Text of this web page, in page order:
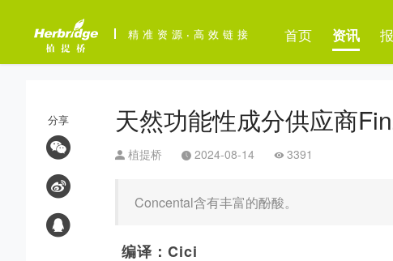
精准资源 · 高效链接 首页 资讯
分享 天然功能性成分供应商
植提桥 2024-08-14 3391
Concental含有丰富的酚酸。
编译：Cici